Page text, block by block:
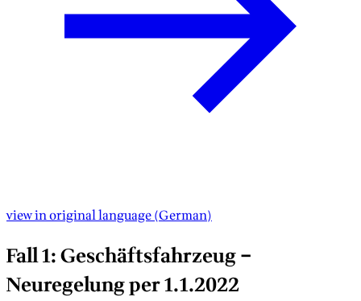
view in original language(German)
Fall 1: Geschäftsfahrzeug –
Neuregelung per 1.1.2022